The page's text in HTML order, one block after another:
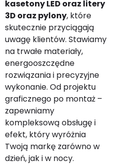
kasetony LED oraz litery
3D oraz pylony, które
skutecznie przyciągają
uwagę klientów. Stawiamy
na trwałe materiały,
energooszczędne
rozwiązania i precyzyjne
wykonanie. Od projektu
graficznego po montaż –
zapewniamy
kompleksową obsługę i
efekt, który wyróżnia
Twoją markę zarówno w
dzień, jak i w nocy.